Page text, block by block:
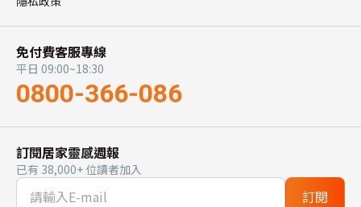
免付費客服專線
平日 09:00~18:30
0800-366-086
訂閱居家靈感週報
已有 38,000+ 位讀者加入
訂閱